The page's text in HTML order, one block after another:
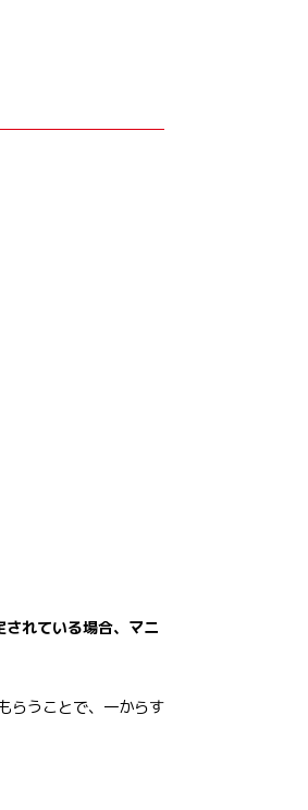
れている場合、マニ
らうことで、一からす